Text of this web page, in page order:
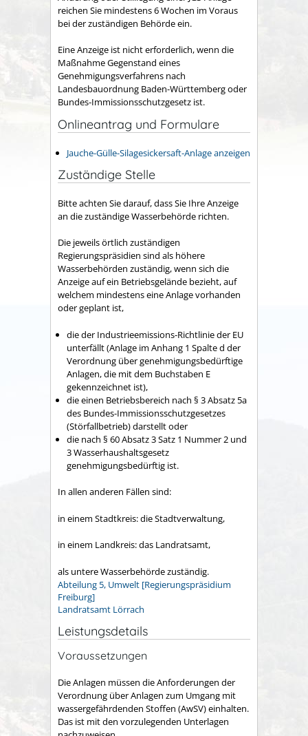
reichen Sie mindestens 6 Wochen im Voraus
bei der zuständigen Behörde ein.
Eine Anzeige ist nicht erforderlich, wenn die
Maßnahme Gegenstand eines
Genehmigungsverfahrens nach
Landesbauordnung Baden-Württemberg oder
Bundes-Immissionsschutzgesetz ist.
Onlineantrag und Formulare
Jauche-Gülle-Silagesickersaft-Anlage anzeigen
Zuständige Stelle
Bitte achten Sie darauf, dass Sie Ihre Anzeige
an die zuständige Wasserbehörde richten.
Die jeweils örtlich zuständigen
Regierungspräsidien sind als höhere
Wasserbehörden zuständig, wenn sich die
Anzeige auf ein Betriebsgelände bezieht, auf
welchem mindestens eine Anlage vorhanden
oder geplant ist,
die der Industrieemissions-Richtlinie der EU
unterfällt (Anlage im Anhang 1 Spalte d der
Verordnung über genehmigungsbedürftige
Anlagen, die mit dem Buchstaben E
gekennzeichnet ist),
die einen Betriebsbereich nach § 3 Absatz 5a
des Bundes-Immissionsschutzgesetzes
(Störfallbetrieb) darstellt oder
die nach § 60 Absatz 3 Satz 1 Nummer 2 und
3 Wasserhaushaltsgesetz
genehmigungsbedürftig ist.
In allen anderen Fällen sind:
in einem Stadtkreis: dieStadtverwaltung,
in einem Landkreis: das Landratsamt,
als untere Wasserbehörde zuständig.
Abteilung 5, Umwelt [Regierungspräsidium
Freiburg]
Landratsamt Lörrach
Leistungsdetails
Voraussetzungen
Die Anlagen müssen die Anforderungen der
Verordnung über Anlagen zum Umgang mit
wassergefährdenden Stoffen (AwSV) einhalten.
Das ist mit den vorzulegenden Unterlagen